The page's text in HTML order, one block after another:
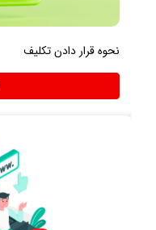
نحوه قرار دادن تکلیف